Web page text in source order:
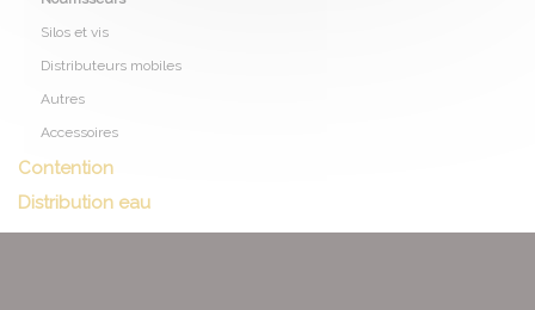
Silos et vis
Distributeurs mobiles
Autres
Accessoires
Contention
Distribution eau